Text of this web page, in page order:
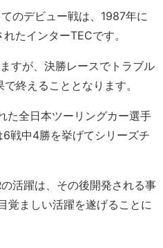
のデビュー戦は、1987年に
たインターTECです。
すが、決勝レースでトラブル
終えることとなります。
た全日本ツーリングカー選手
戦中4勝を挙げてシリーズチ
活躍は、その後開発される事
覚ましい活躍を遂げることに